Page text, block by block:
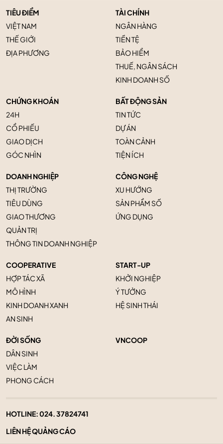
TIÊU ĐIỂM
VIỆT NAM
THẾ GIỚI
ĐỊA PHƯƠNG
TÀI CHÍNH
NGÂN HÀNG
TIỀN TỆ
BẢO HIỂM
THUẾ, NGÂN SÁCH
KINH DOANH SỐ
CHỨNG KHOÁN
24H
CỔ PHIẾU
GIAO DỊCH
GÓC NHÌN
BẤT ĐỘNG SẢN
TIN TỨC
DỰ ÁN
TOÀN CẢNH
TIỆN ÍCH
DOANH NGHIỆP
THỊ TRƯỜNG
TIÊU DÙNG
GIAO THƯƠNG
QUẢN TRỊ
THÔNG TIN DOANH NGHIỆP
CÔNG NGHỆ
XU HƯỚNG
SẢN PHẨM SỐ
ỨNG DỤNG
COOPERATIVE
HỢP TÁC XÃ
MÔ HÌNH
KINH DOANH XANH
AN SINH
START-UP
KHỞI NGHIỆP
Ý TƯỞNG
HỆ SINH THÁI
ĐỜI SỐNG
DÂN SINH
VIỆC LÀM
PHONG CÁCH
VNCOOP
HOTLINE:024. 37824741
LIÊN HỆ QUẢNG CÁO